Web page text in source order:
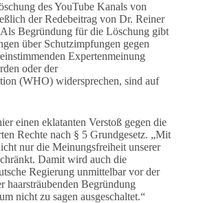
des YouTube Kanals von
der Redebeitrag von Dr. Reiner
Begründung für die Löschung gibt
über Schutzimpfungen gegen
Expertenmeinung
oder der
(WHO) widersprechen, sind auf
einen eklatanten Verstoß gegen die
Rechte nach § 5 Grundgesetz. „Mit
nur die Meinungsfreiheit unserer
Damit wird auch die
Regierung unmittelbar vor der
haarsträubenden Begründung
nicht zu sagen ausgeschaltet.“